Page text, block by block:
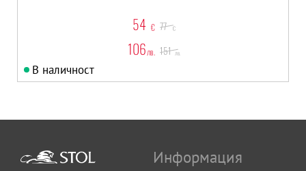
54 € 77 €
106лв. 151 лв.
В наличност
Информация